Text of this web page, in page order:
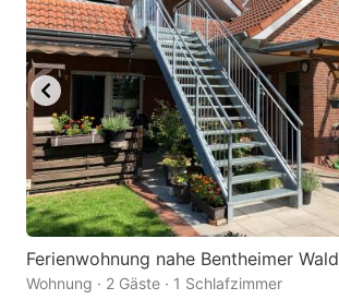
Ferienwohnung nahe Bentheimer Wald
Wohnung · 2 Gäste · 1 Schlafzimmer